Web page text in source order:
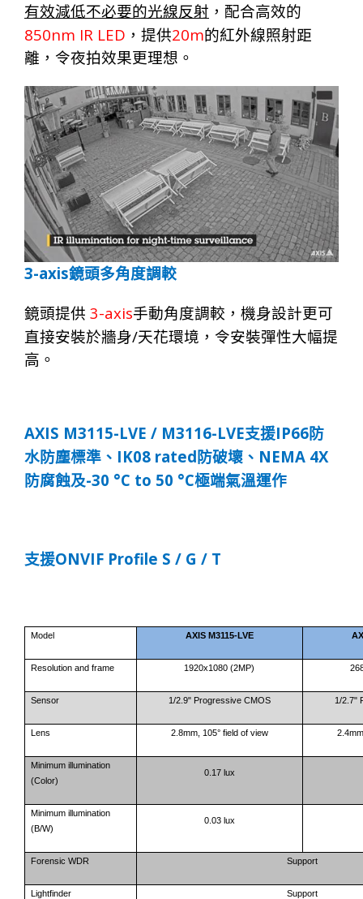
有效減低不必要的光線反射 ，配合高效的
850nm IR LED ，提供20m的紅外線照射距
離，令夜拍效果更理想。
3-axis鏡頭多角度調較
鏡頭提供 3-axis手動角度調較，機身設計更可
直接安裝於牆身/天花環境，令安裝彈性大幅提
高。
AXIS M3115-LVE / M3116-LVE支援IP66防
水防塵標準、 IK08 rated防破壞、 NEMA 4X
防腐蝕及-30 °C to 50 °C極端氣溫運作
支援ONVIF Profile S / G / T
Model AXIS M3115-LVE
Resolution and frame 1920x1080 (2MP)
Sensor 1/2.9" Progressive CMOS 1/2.7"
Lens 2.8mm, 105° field of view
Minimum illumination
(Color)
0.17 lux
Minimum illumination
(B/W)
0.03 lux
Forensic WDR Support
Lightfinder Support